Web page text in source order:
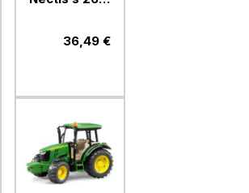
Bruder36,49 €